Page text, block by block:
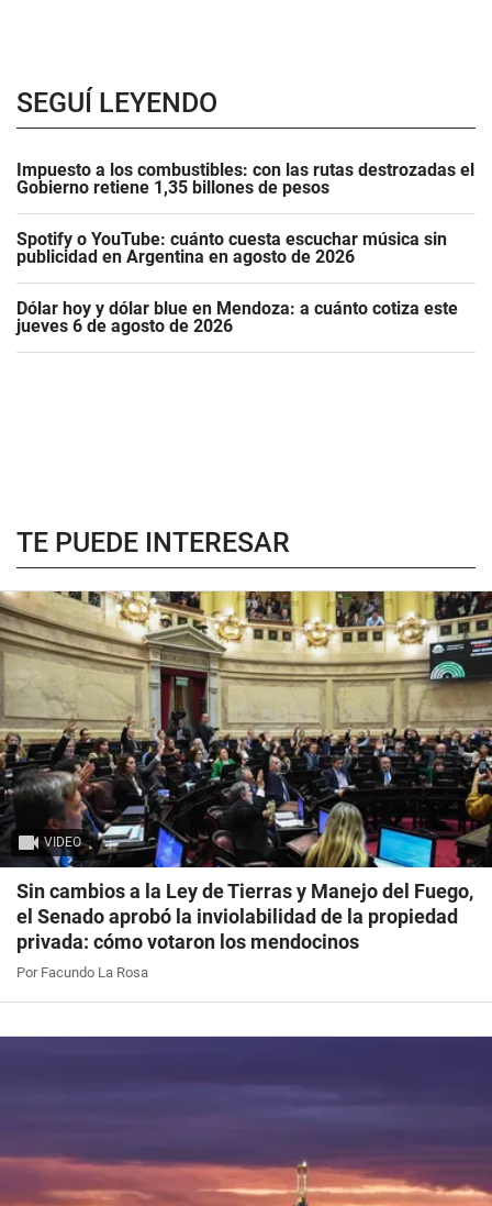
SEGUÍ LEYENDO
Impuesto a los combustibles: con las rutas destrozadas el
Gobierno retiene 1,35 billones de pesos
Spotify o YouTube: cuánto cuesta escuchar música sin
publicidad en Argentina en agosto de 2026
Dólar hoy y dólar blue en Mendoza: a cuánto cotiza este
jueves 6 de agosto de 2026
TE PUEDE INTERESAR
VIDEO
Sin cambios a la Ley de Tierras y Manejo del Fuego,
el Senado aprobó la inviolabilidad de la propiedad
privada: cómo votaron los mendocinos
Por Facundo La Rosa